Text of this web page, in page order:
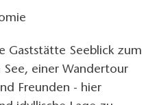
Gaststätte Seeblick zum
See, einer Wandertour
Freunden - hier